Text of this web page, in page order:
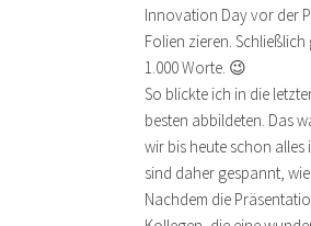
Innovation Day vor der
Folien zieren.
1.000 Worte. 😉
So blickte ich in die
besten abbildeten. Das
wir bis heute schon
sind daher gespannt,
Nachdem die